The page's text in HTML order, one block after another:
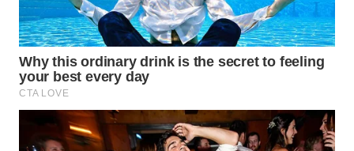
PERSONA
WAHANA
OTOMOTIF
WAHANA
HEALTH